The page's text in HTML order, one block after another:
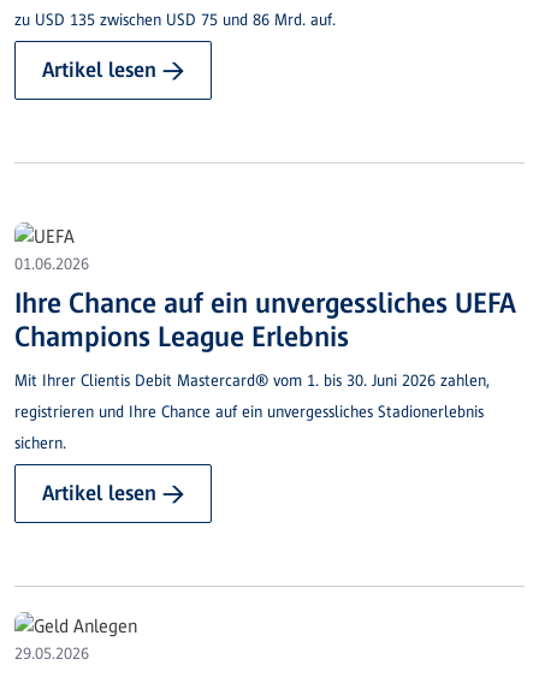
zu USD 135 zwischen USD 75 und 86 Mrd. auf.
Artikel lesen →
01.06.2026
Ihre Chance auf ein unvergessliches UEFA
Champions League Erlebnis
Mit Ihrer Clientis Debit Mastercard® vom 1. bis 30. Juni 2026 zahlen,
registrieren und Ihre Chance auf ein unvergessliches Stadionerlebnis
sichern.
Artikel lesen →
29.05.2026